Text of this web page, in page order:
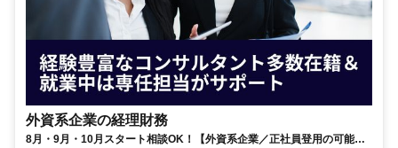
外資系企業の経理財務
8月・9月・10月スタート相談OK！【外資系企業／正社員登用の可能性